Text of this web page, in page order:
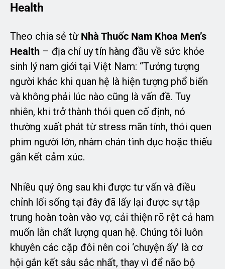
Health
Theo chia sẻ từ Nhà Thuốc Nam Khoa Men’s
Health – địa chỉ uy tín hàng đầu về sức khỏe
sinh lý nam giới tại Việt Nam: “Tưởng tượng
người khác khi quan hệ là hiện tượng phổ biến
và không phải lúc nào cũng là vấn đề. Tuy
nhiên, khi trở thành thói quen cố định, nó
thường xuất phát từ stress mãn tính, thói quen
phim người lớn, nhàm chán tình dục hoặc thiếu
gắn kết cảm xúc.
Nhiều quý ông sau khi được tư vấn và điều
chỉnh lối sống tại đây đã lấy lại được sự tập
trung hoàn toàn vào vợ, cải thiện rõ rệt cả ham
muốn lẫn chất lượng quan hệ. Chúng tôi luôn
khuyên các cặp đôi nên coi ‘chuyện ấy’ là cơ
hội gắn kết sâu sắc nhất, thay vì để não bộ